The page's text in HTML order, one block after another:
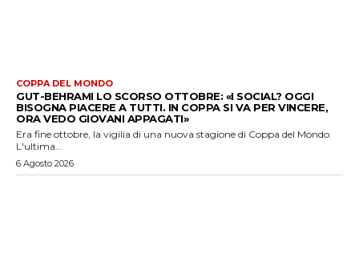
COPPA DEL MONDO
GUT-BEHRAMI LO SCORSO OTTOBRE: «I SOCIAL? OGGI
BISOGNA PIACERE A TUTTI. IN COPPA SI VA PER VINCERE,
ORA VEDO GIOVANI APPAGATI»
Era fine ottobre, la vigilia di una nuova stagione di Coppa del Mondo.
L'ultima...
6 Agosto 2026